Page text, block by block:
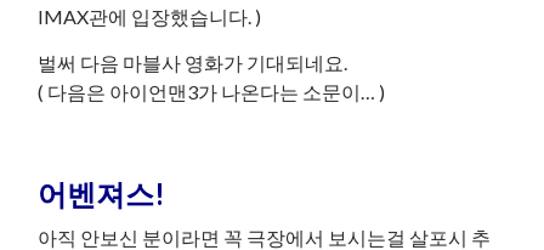
IMAX관에 입장했습니다. )
벌써 다음 마블사 영화가 기대되네요.
( 다음은 아이언맨3가 나온다는 소문이… )
어벤져스!
아직 안보신 분이라면 꼭 극장에서 보시는걸 살포시 추